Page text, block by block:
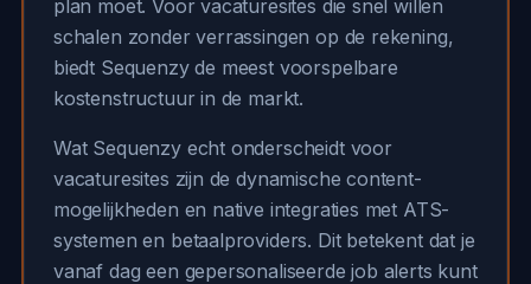
plan moet. Voor vacaturesites die snel willen
schalen zonder verrassingen op de rekening,
biedt Sequenzy de meest voorspelbare
kostenstructuur in de markt.
Wat Sequenzy echt onderscheidt voor
vacaturesites zijn de dynamische content-
mogelijkheden en native integraties met ATS-
systemen en betaalproviders. Dit betekent dat je
vanaf dag een gepersonaliseerde job alerts kunt